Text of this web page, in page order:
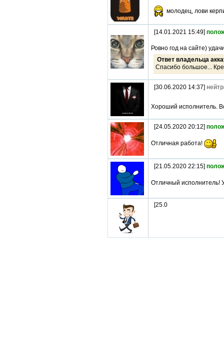
молодец, лови
[14.01.2021 15:49]
Ровно год на сайте)
Ответ владельца
Спасибо большое...
[30.06.2020 14:37]
Хороший исполнитель.
[24.05.2020 20:12]
Отличная работа!
[21.05.2020 22:15]
Отличный исполнитель!
[25.0